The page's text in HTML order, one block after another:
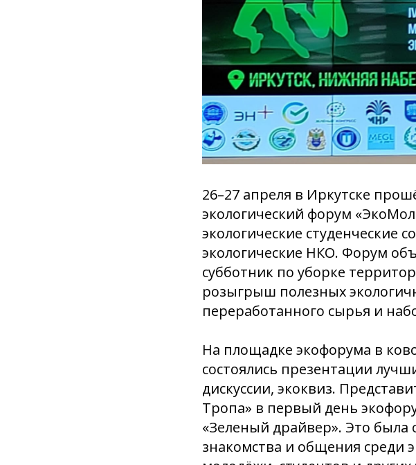
26–27 апреля в Иркутске
экологический форум
экологические студенческие
экологические НКО. Форум
субботник по уборке
розыгрыш полезных
переработанного сырья и
На площадке экофорума в
состоялись презентации
дискуссии, экоквиз.
Тропа» в первый день
«Зеленый драйвер». Это
знакомства и общения среди